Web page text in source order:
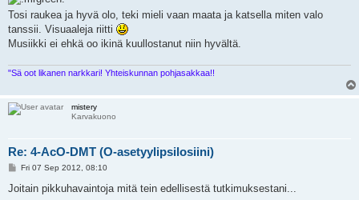
Tosi raukea ja hyvä olo, teki mieli vaan maata ja katsella miten valo
tanssii. Visuaaleja riitti
Musiikki ei ehkä oo ikinä kuullostanut niin hyvältä.
"Sä oot likanen narkkari! Yhteiskunnan pohjasakkaa!!
mistery
Karvakuono
Re: 4-AcO-DMT (O-asetyylipsilosiini)
P
s
Fri 07 Sep 2012, 08:10
Joitain pikkuhavaintoja mitä tein edellisestä tutkimuksestani...